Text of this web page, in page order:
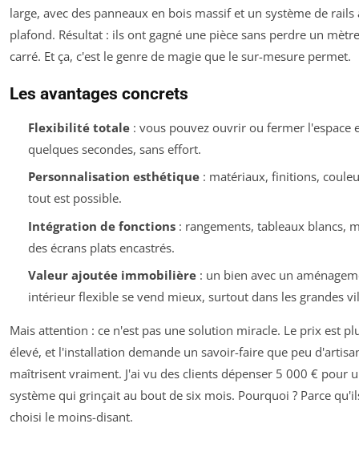
large, avec des panneaux en bois massif et un système de rails
plafond. Résultat : ils ont gagné une pièce sans perdre un mètre
carré. Et ça, c'est le genre de magie que le sur-mesure permet.
Les avantages concrets
Flexibilité totale: vous pouvez ouvrir ou fermer l'espace
quelques secondes, sans effort.
Personnalisation esthétique: matériaux, finitions,
tout est possible.
Intégration de fonctions: rangements, tableaux blancs,
des écrans plats encastrés.
Valeur ajoutée immobilière: un bien avec un
intérieur flexible se vend mieux, surtout dans les grandes
Mais attention : ce n'est pas une solution miracle. Le prix est
élevé, et l'installation demande un savoir-faire que peu
maîtrisent vraiment. J'ai vu des clients dépenser 5 000 € pour
système qui grinçait au bout de six mois. Pourquoi ? Parce
choisi le moins-disant.